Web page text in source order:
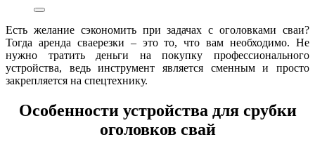
Есть желание сэкономить при задачах с оголовками сваи?
Тогда аренда сваерезки – это то, что вам необходимо. Не
нужно тратить деньги на покупку профессионального
устройства, ведь инструмент является сменным и просто
закрепляется на спецтехнику.
Особенности устройства для срубки
оголовков свай